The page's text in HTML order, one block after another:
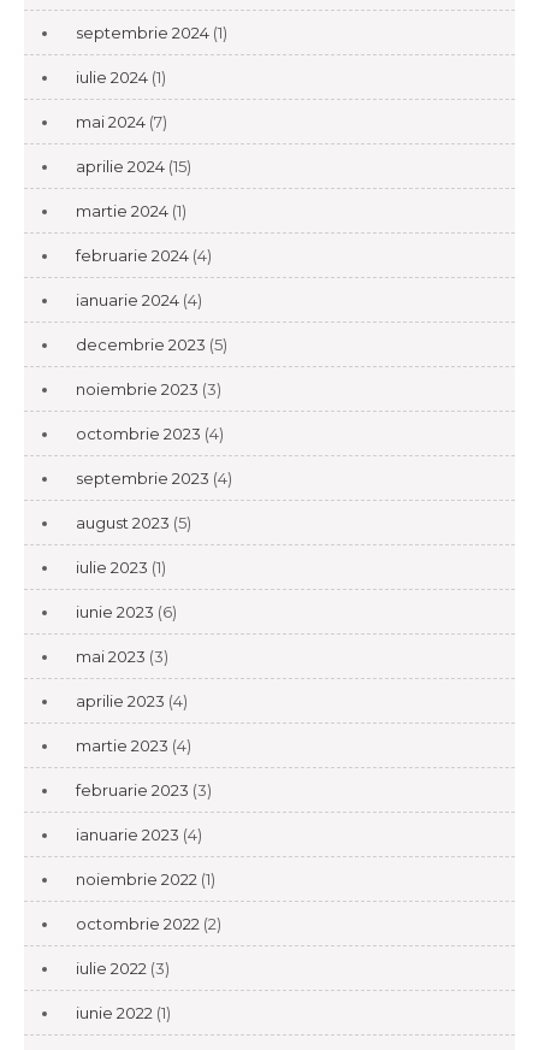
septembrie 2024 (1)
iulie 2024 (1)
mai 2024 (7)
aprilie 2024 (15)
martie 2024 (1)
februarie 2024 (4)
ianuarie 2024 (4)
decembrie 2023 (5)
noiembrie 2023 (3)
octombrie 2023 (4)
septembrie 2023 (4)
august 2023 (5)
iulie 2023 (1)
iunie 2023 (6)
mai 2023 (3)
aprilie 2023 (4)
martie 2023 (4)
februarie 2023 (3)
ianuarie 2023 (4)
noiembrie 2022 (1)
octombrie 2022 (2)
iulie 2022 (3)
iunie 2022 (1)